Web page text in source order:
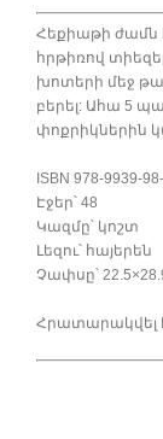
Հեքիաթի ժամն
հրթիռով
խոտերի մեջ
բերել: Ահա 5
փոքրիկներին
ISBN 978-9939-
Էջեր՝ 48
Կազմը՝ կոշտ
Լեզու՝ հայերեն
Չափսը՝
Հրատարակվել